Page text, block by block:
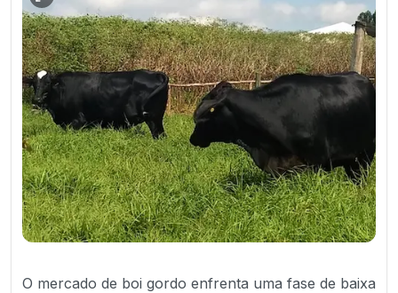
O mercado de boi gordo enfrenta uma fase de baixa